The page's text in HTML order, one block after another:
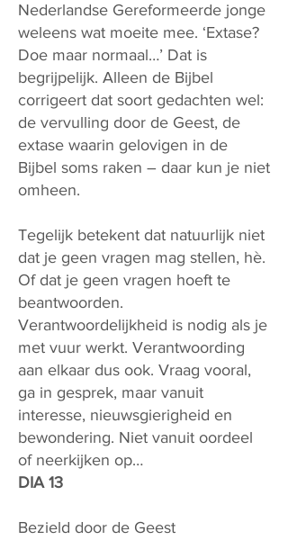
Nederlandse Gereformeerde jonge
weleens wat moeite mee. ‘Extase?
Doe maar normaal…’ Dat is
begrijpelijk. Alleen de Bijbel
corrigeert dat soort gedachten wel:
de vervulling door de Geest, de
extase waarin gelovigen in de
Bijbel soms raken – daar kun je niet
omheen.
Tegelijk betekent dat natuurlijk niet
dat je geen vragen mag stellen, hè.
Of dat je geen vragen hoeft te
beantwoorden.
Verantwoordelijkheid is nodig als je
met vuur werkt. Verantwoording
aan elkaar dus ook. Vraag vooral,
ga in gesprek, maar vanuit
interesse, nieuwsgierigheid en
bewondering. Niet vanuit oordeel
of neerkijken op…
DIA 13
Bezield door de Geest